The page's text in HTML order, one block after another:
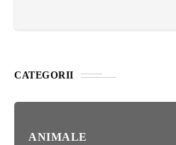
CATEGORII
ANIMALE